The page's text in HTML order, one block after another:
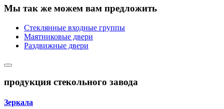
Мы так же можем вам предложить
Стеклянные входные группы
Маятниковые двери
Раздвижные двери
продукция стекольного завода
Зеркала